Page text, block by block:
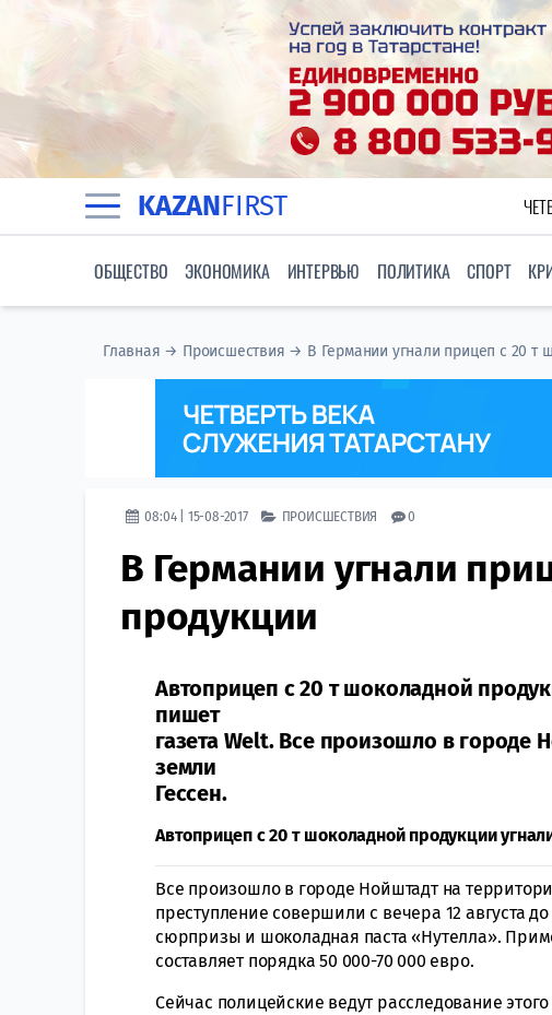
KAZANFIRST
ОБЩЕСТВО ЭКОНОМИКА ИНТЕРВЬЮ ПОЛИТИКА СПОРТ
Главная → Происшествия → В Германии угнали прицеп с 20 т
08:04 | 15-08-2017 ПРОИСШЕСТВИЯ 0
В Германии угнали
продукции
Автоприцеп с 20 т шоколадной
пишет
газета Welt. Все произошло в городе
земли
Гессен.
Автоприцеп с 20 т шоколадной продукции
Все произошло в городе Нойштадт на
преступление совершили с вечера 12 августа
сюрпризы и шоколадная паста «Нутелла».
составляет порядка 50 000-70 000 евро.
Сейчас полицейские ведут расследование